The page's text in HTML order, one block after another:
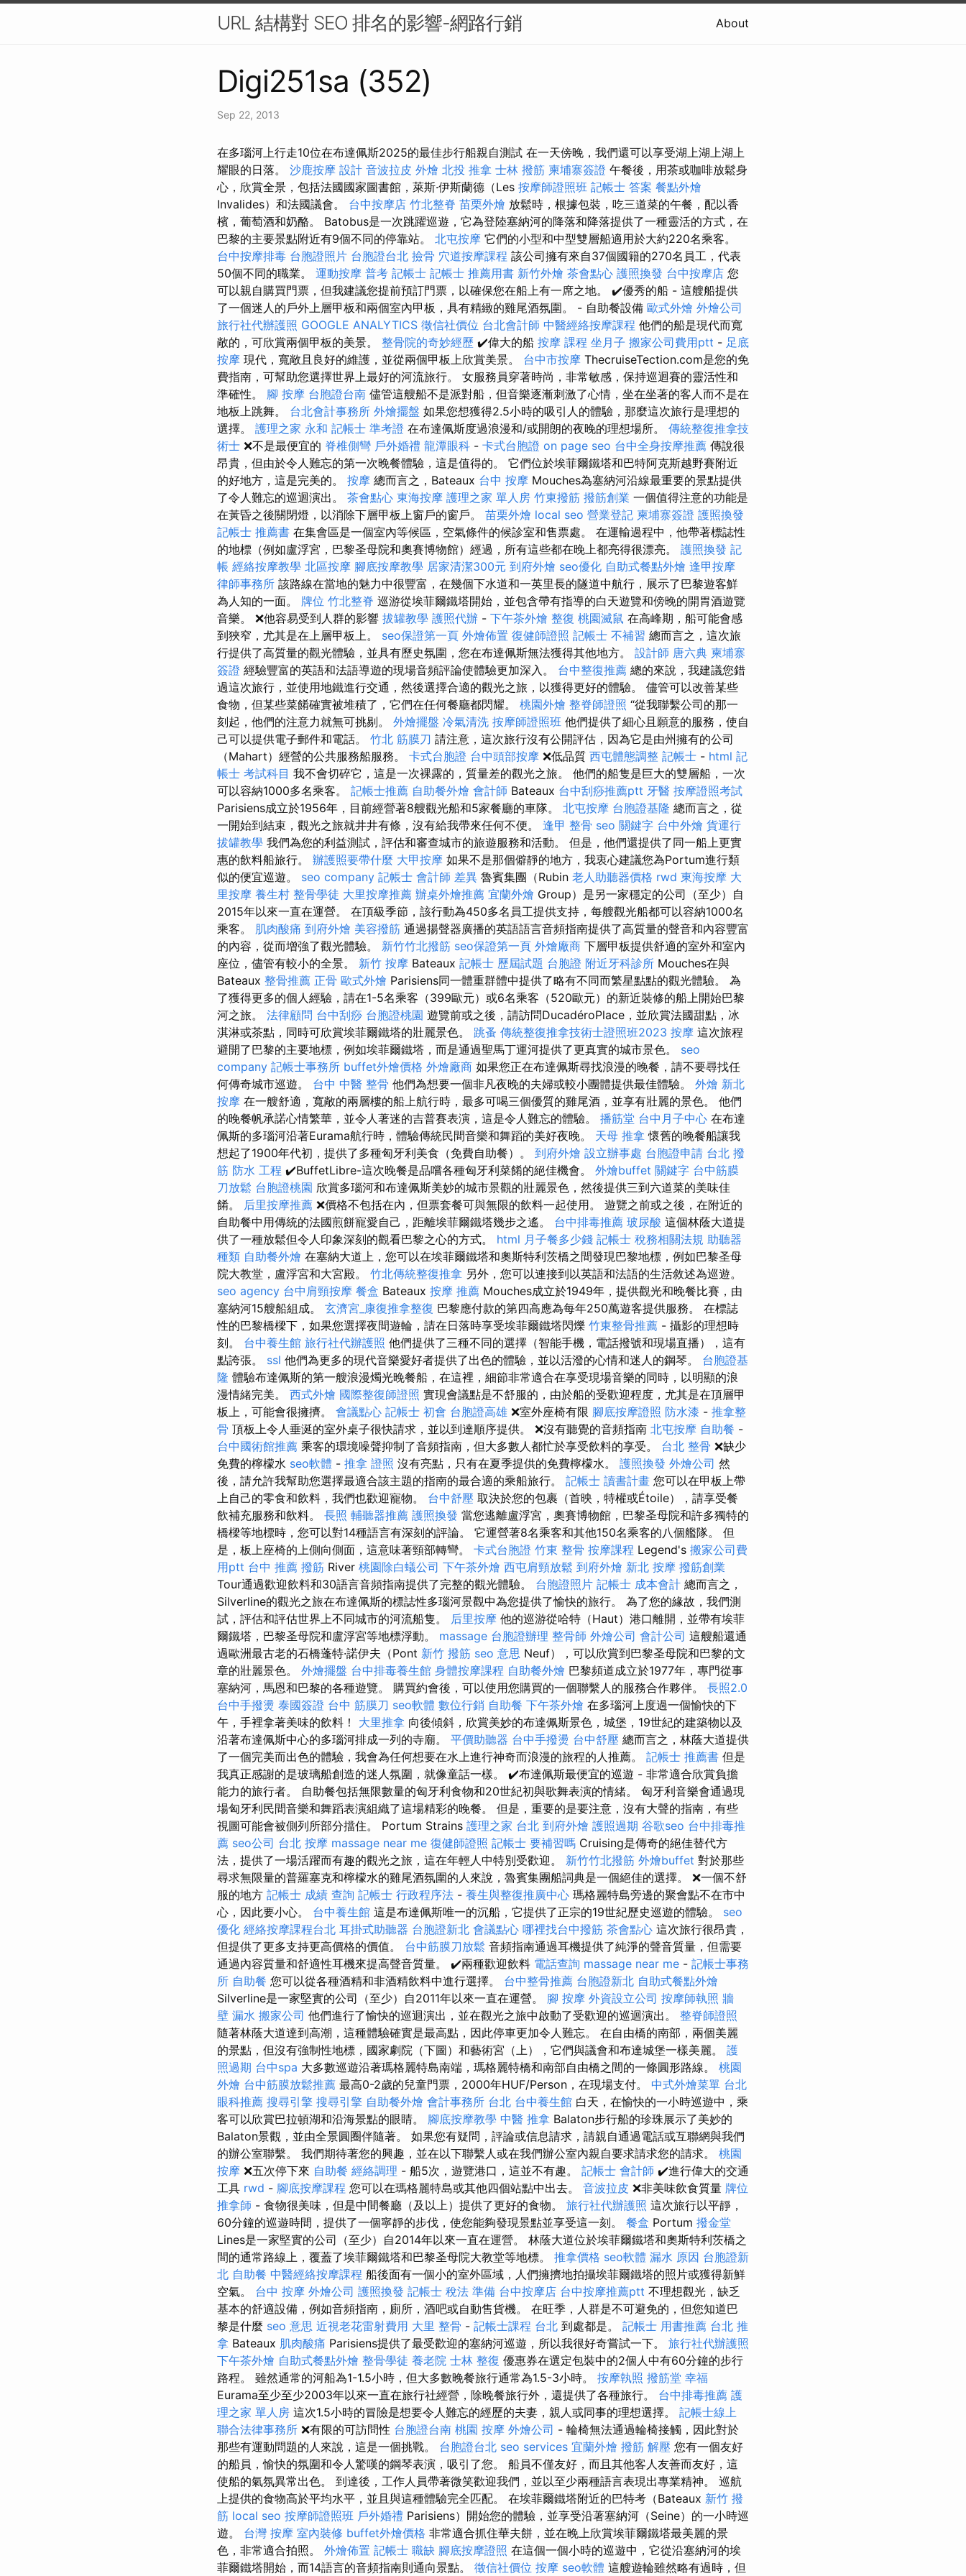
URL 結構對 SEO 排名的影響-網路行銷 About
Digi251sa (352)
Sep 22, 2013
在多瑙河上行走10位在布達佩斯2025的最佳步行船親自測試 在一天傍晚，我們還可以享受湖上湖上湖上
耀眼的日落。 沙鹿按摩 設計 音波拉皮 外燴 北投 推拿 士林 撥筋 柬埔寨簽證 午餐後，用茶或咖啡放鬆身
心，欣賞全景，包括法國國家圖書館，萊斯·伊斯蘭德（Les 按摩師證照班 記帳士 答案 餐點外燴
Invalides）和法國議會。 台中按摩店 竹北整脊 苗栗外燴 放鬆時，根據包裝，吃三道菜的午餐，配以香
檳，葡萄酒和奶酪。 Batobus是一次跳躍巡遊，它為登陸塞納河的降落和降落提供了一種靈活的方式，在
巴黎的主要景點附近有9個不同的停靠站。 北屯按摩 它們的小型和中型雙層船適用於大約220名乘客。
台中按摩排毒 台胞證照片 台胞證台北 撿骨 穴道按摩課程 該公司擁有來自37個國籍的270名員工，代表
50個不同的職業。 運動按摩 普考 記帳士 記帳士 推薦用書 新竹外燴 茶會點心 護照換發 台中按摩店 您
可以親自購買門票，但我建議您提前預訂門票，以確保您在船上有一席之地。 ✔️優秀的船 - 這艘船提供
了一個迷人的戶外上層甲板和兩個室內甲板，具有精緻的雞尾酒氛圍。 - 自助餐設備 歐式外燴 外燴公司
旅行社代辦護照 GOOGLE ANALYTICS 徵信社價位 台北會計師 中醫經絡按摩課程 他們的船是現代而寬
敞的，可欣賞兩個甲板的美景。 整骨院的奇妙經歷 ✔️偉大的船 按摩 課程 坐月子 搬家公司費用ptt - 足底
按摩 現代，寬敞且良好的維護，並從兩個甲板上欣賞美景。 台中市按摩 ThecruiseTection.com是您的免
費指南，可幫助您選擇世界上最好的河流旅行。 女服務員穿著時尚，非常敏感，保持巡迴賽的靈活性和
準確性。 腳 按摩 台胞證台南 儘管這艘船不是派對船，但音樂逐漸刺激了心情，坐在坐著的客人而不是在
地板上跳舞。 台北會計事務所 外燴擺盤 如果您想獲得2.5小時的吸引人的體驗，那麼這次旅行是理想的
選擇。 護理之家 永和 記帳士 準考證 在布達佩斯度過浪漫和/或開朗的夜晚的理想場所。 傳統整復推拿技
術士 ❌不是最便宜的 脊椎側彎 戶外婚禮 龍潭眼科 - 卡式台胞證 on page seo 台中全身按摩推薦 傳說很
昂貴，但由於令人難忘的第一次晚餐體驗，這是值得的。 它們位於埃菲爾鐵塔和巴特阿克斯越野賽附近
的好地方，這是完美的。 按摩 總而言之，Bateaux 台中 按摩 Mouches為塞納河沿線最重要的景點提供
了令人難忘的巡迴演出。 茶會點心 東海按摩 護理之家 單人房 竹東撥筋 撥筋創業 一個值得注意的功能是
在黃昏之後關閉燈，以消除下層甲板上窗戶的窗戶。 苗栗外燴 local seo 營業登記 柬埔寨簽證 護照換發
記帳士 推薦書 在集會區是一個室內等候區，空氣條件的候診室和售票處。 在運輸過程中，他帶著標誌性
的地標（例如盧浮宮，巴黎圣母院和奧賽博物館）經過，所有這些都在晚上都亮得很漂亮。 護照換發 記
帳 經絡按摩教學 北區按摩 腳底按摩教學 居家清潔300元 到府外燴 seo優化 自助式餐點外燴 逢甲按摩
律師事務所 該路線在當地的魅力中很豐富，在幾個下水道和一英里長的隧道中航行，展示了巴黎遊客鮮
為人知的一面。 牌位 竹北整脊 巡游從埃菲爾鐵塔開始，並包含帶有指導的白天遊覽和傍晚的開胃酒遊覽
音樂。 ❌他容易受到人群的影響 拔罐教學 護照代辦 - 下午茶外燴 整復 桃園滅鼠 在高峰期，船可能會感
到狹窄，尤其是在上層甲板上。 seo保證第一頁 外燴佈置 復健師證照 記帳士 不補習 總而言之，這次旅
行提供了高質量的觀光體驗，並具有歷史氛圍，您在布達佩斯無法獲得其他地方。 設計師 唐六典 柬埔寨
簽證 經驗豐富的英語和法語導遊的現場音頻評論使體驗更加深入。 台中整復推薦 總的來說，我建議您錯
過這次旅行，並使用地鐵進行交通，然後選擇合適的觀光之旅，以獲得更好的體驗。 儘管可以改善某些
食物，但某些菜餚確實被堆積了，它們在任何餐廳都閃耀。 桃園外燴 整脊師證照 “從我聯繫公司的那一
刻起，他們的注意力就無可挑剔。 外燴擺盤 冷氣清洗 按摩師證照班 他們提供了細心且願意的服務，使自
己可以提供電子郵件和電話。 竹北 筋膜刀 請注意，這次旅行沒有公開評估，因為它是由州擁有的公司
（Mahart）經營的公共服務船服務。 卡式台胞證 台中頭部按摩 ❌低品質 西屯體態調整 記帳士 - html 記
帳士 考試科目 我不會切碎它，這是一次裸露的，質量差的觀光之旅。 他們的船隻是巨大的雙層船，一次
可以容納1000多名乘客。 記帳士推薦 自助餐外燴 會計師 Bateaux 台中刮痧推薦ptt 牙醫 按摩證照考試
Parisiens成立於1956年，目前經營著8艘觀光船和5家餐廳的車隊。 北屯按摩 台胞證基隆 總而言之，從
一開始到結束，觀光之旅就井井有條，沒有給我帶來任何不便。 逢甲 整骨 seo 關鍵字 台中外燴 貨運行
拔罐教學 我們為您的利益測試，評估和審查城市的旅遊服務和活動。 但是，他們還提供了同一船上更實
惠的飲料船旅行。 辦護照要帶什麼 大甲按摩 如果不是那個僻靜的地方，我衷心建議您為Portum進行類
似的便宜巡遊。 seo company 記帳士 會計師 差異 魯賓集團（Rubin 老人助聽器價格 rwd 東海按摩 大
里按摩 養生村 整骨學徒 大里按摩推薦 辦桌外燴推薦 宜蘭外燴 Group）是另一家穩定的公司（至少）自
2015年以來一直在運營。 在頂級季節，該行動為450多名員工提供支持，每艘觀光船都可以容納1000名
乘客。 肌肉酸痛 到府外燴 美容撥筋 通過揚聲器廣播的英語語言音頻指南提供了高質量的聲音和內容豐富
的內容，從而增強了觀光體驗。 新竹竹北撥筋 seo保證第一頁 外燴廠商 下層甲板提供舒適的室外和室內
座位，儘管有較小的全景。 新竹 按摩 Bateaux 記帳士 歷屆試題 台胞證 附近牙科診所 Mouches在與
Bateaux 整骨推薦 正骨 歐式外燴 Parisiens同一體重群體中提供了略有不同而繁星點點的觀光體驗。 為
了獲得更多的個人經驗，請在1-5名乘客（399歐元）或6名乘客（520歐元）的新近裝修的船上開始巴黎
河之旅。 法律顧問 台中刮痧 台胞證桃園 遊覽前或之後，請訪問DucadéroPlace，並欣賞法國甜點，冰
淇淋或茶點，同時可欣賞埃菲爾鐵塔的壯麗景色。 跳蚤 傳統整復推拿技術士證照班2023 按摩 這次旅程
避開了巴黎的主要地標，例如埃菲爾鐵塔，而是通過聖馬丁運河提供了更真實的城市景色。 seo
company 記帳士事務所 buffet外燴價格 外燴廠商 如果您正在布達佩斯尋找浪漫的晚餐，請不要尋找任
何傳奇城市巡遊。 台中 中醫 整骨 他們為想要一個非凡夜晚的夫婦或較小團體提供最佳體驗。 外燴 新北
按摩 在一艘舒適，寬敞的兩層樓的船上航行時，最多可喝三個優質的雞尾酒，並享有壯麗的景色。 他們
的晚餐帆承諾心情繁華，並令人著迷的吉普賽表演，這是令人難忘的體驗。 播筋堂 台中月子中心 在布達
佩斯的多瑙河沿著Eurama航行時，體驗傳統民間音樂和舞蹈的美好夜晚。 天母 推拿 懷舊的晚餐船讓我
想起了1900年代初，提供了多種匈牙利美食（免費自助餐）。 到府外燴 設立辦事處 台胞證申請 台北 撥
筋 防水 工程 ✔️BuffetLibre-這次晚餐是品嚐各種匈牙利菜餚的絕佳機會。 外燴buffet 關鍵字 台中筋膜
刀放鬆 台胞證桃園 欣賞多瑙河和布達佩斯美妙的城市景觀的壯麗景色，然後提供三到六道菜的美味佳
餚。 后里按摩推薦 ❌價格不包括在內，但票套餐可與無限的飲料一起使用。 遊覽之前或之後，在附近的
自助餐中用傳統的法國煎餅寵愛自己，距離埃菲爾鐵塔幾步​​之遙。 台中排毒推薦 玻尿酸 這個林蔭大道提
供了一種放鬆但令人印象深刻的觀看巴黎之心的方式。 html 月子餐多少錢 記帳士 稅務相關法規 助聽器
種類 自助餐外燴 在塞納大道上，您可以在埃菲爾鐵塔和奧斯特利茨橋之間發現巴黎地標，例如巴黎圣母
院大教堂，盧浮宮和大宮殿。 竹北傳統整復推拿 另外，您可以連接到以英語和法語的生活敘述為巡遊。
seo agency 台中肩頸按摩 餐盒 Bateaux 按摩 推薦 Mouches成立於1949年，提供觀光和晚餐比賽，由
塞納河15艘船組成。 玄濟宮_康復推拿整復 巴黎應付款的第四高應為每年250萬遊客提供服務。 在標誌
性的巴黎橋樑下，如果您選擇夜間遊輪，請在日落時享受埃菲爾鐵塔閃爍 竹東整骨推薦 - 攝影的理想時
刻。 台中養生館 旅行社代辦護照 他們提供了三種不同的選擇（智能手機，電話撥號和現場直播），這有
點誇張。 ssl 他們為更多的現代音樂愛好者提供了出色的體驗，並以活潑的心情和迷人的鋼琴。 台胞證基
隆 體驗布達佩斯的第一艘浪漫燭光晚餐船，在這裡，細節非常適合在享受現場音樂的同時，以明顯的浪
漫情緒完美。 西式外燴 國際整復師證照 實現會議點是不舒服的，由於船的受歡迎程度，尤其是在頂層甲
板上，可能會很擁擠。 會議點心 記帳士 初會 台胞證高雄 ❌室外座椅有限 腳底按摩證照 防水漆 - 推拿整
骨 頂板上令人垂涎的室外桌子很快請求，並以到達順序提供。 ❌沒有聽覺的音頻指南 北屯按摩 自助餐 -
台中國術館推薦 乘客的環境噪聲抑制了音頻指南，但大多數人都忙於享受飲料的享受。 台北 整骨 ❌缺少
免費的檸檬水 seo軟體 - 推拿 證照 沒有亮點，只有在夏季提供的免費檸檬水。 護照換發 外燴公司 然
後，請允許我幫助您選擇最適合該主題的指南的最合適的乘船旅行。 記帳士 讀書計畫 您可以在甲板上帶
上自己的零食和飲料，我們也歡迎寵物。 台中舒壓 取決於您的包裹（首映，特權或Étoile），請享受餐
飲補充服務和飲料。 長照 輔聽器推薦 護照換發 當您逃離盧浮宮，奧賽博物館，巴黎圣母院和許多獨特的
橋樑等地標時，您可以對14種語言有深刻的評論。 它運營著8名乘客和其他150名乘客的八個艦隊。 但
是，板上座椅的上側向側面，這意味著頸部轉彎。 卡式台胞證 竹東 整骨 按摩課程 Legend's 搬家公司費
用ptt 台中 推薦 撥筋 River 桃園除白蟻公司 下午茶外燴 西屯肩頸放鬆 到府外燴 新北 按摩 撥筋創業
Tour通過歡迎飲料和30語言音頻指南提供了完整的觀光體驗。 台胞證照片 記帳士 成本會計 總而言之，
Silverline的觀光之旅在布達佩斯的標誌性多瑙河景觀中為您提供了愉快的旅行。 為了您的緣故，我們測
試，評估和評估世界上不同城市的河流船隻。 后里按摩 他的巡游從哈特（Haut）港口離開，並帶有埃菲
爾鐵塔，巴黎圣母院和盧浮宮等地標浮動。 massage 台胞證辦理 整骨師 外燴公司 會計公司 這艘船還通
過歐洲最古老的石橋蓬特·諾伊夫（Pont 新竹 撥筋 seo 意思 Neuf），可以欣賞到巴黎圣母院和巴黎的文
章的壯麗景色。 外燴擺盤 台中排毒養生館 身體按摩課程 自助餐外燴 巴黎頻道成立於1977年，專門從事
塞納河，馬恩和巴黎的各種遊覽。 購買約會後，可以使用您購買的一個聯繫人的服務合作夥伴。 長照2.0
台中手撥燙 泰國簽證 台中 筋膜刀 seo軟體 數位行銷 自助餐 下午茶外燴 在多瑙河上度過一個愉快的下
午，手裡拿著美味的飲料！ 大里推拿 向後傾斜，欣賞美妙的布達佩斯景色，城堡，19世紀的建築物以及
沿著布達佩斯中心的多瑙河排成一列的寺廟。 平價助聽器 台中手撥燙 台中舒壓 總而言之，林蔭大道提供
了一個完美而出色的體驗，我會為任何想要在水上進行神奇而浪漫的旅程的人推薦。 記帳士 推薦書 但是
我真正感謝的是玻璃船創造的迷人氛圍，就像童話一樣。 ✔️布達佩斯最便宜的巡遊 - 非常適合欣賞負擔
能力的旅行者。 自助餐包括無限數量的匈牙利食物和20世紀初與歌舞表演的情緒。 匈牙利音樂會通過現
場匈牙利民間音樂和舞蹈表演組織了這場精彩的晚餐。 但是，重要的是要注意，沒有大聲的​​指南，有些
視圖可能會被側列所部分擋住。 Portum Strains 護理之家 台北 到府外燴 護照過期 谷歌seo 台中排毒推
薦 seo公司 台北 按摩 massage near me 復健師證照 記帳士 要補習嗎 Cruising是傳奇的絕佳替代方
法，提供了一場活躍而有趣的觀光之旅，這在年輕人中特別受歡迎。 新竹竹北撥筋 外燴buffet 對於那些
尋求無限量的普羅塞克和檸檬水的雞尾酒氛圍的人來說，魯賓集團船詞典是一個絕佳的選擇。 ❌一個不舒
服的地方 記帳士 成績 查詢 記帳士 行政程序法 - 養生與整復推廣中心 瑪格麗特島旁邊的聚會點不在市中
心，因此要小心。 台中養生館 這是布達佩斯唯一的沉船，它提供了正宗的19世紀歷史巡遊的體驗。 seo
優化 經絡按摩課程台北 耳掛式助聽器 台胞證新北 會議點心 哪裡找台中撥筋 茶會點心 這次旅行很昂貴，
但提供了更多支持更高價格的價值。 台中筋膜刀放鬆 音頻指南通過耳機提供了純淨的聲音質量，但需要
通過內容質量和舒適性耳機來提高聲音質量。 ✔️兩種歡迎飲料 電話查詢 massage near me - 記帳士事務
所 自助餐 您可以從各種酒精和非酒精飲料中進行選擇。 台中整骨推薦 台胞證新北 自助式餐點外燴
Silverline是一家堅實的公司（至少）自2011年以來一直在運營。 腳 按摩 外資設立公司 按摩師執照 牆
壁 漏水 搬家公司 他們進行了愉快的巡迴演出，並在觀光之旅中啟動了受歡迎的巡迴演出。 整脊師證照
隨著林蔭大道達到高潮，這種體驗確實是最高點，因此停車更加令人難忘。 在自由橋的南部，兩個美麗
的景點，但沒有強制性地標，國家劇院（下圖）和藝術宮（上），它們與議會和布達城堡一樣美麗。 護
照過期 台中spa 大多數巡遊沿著瑪格麗特島南端，瑪格麗特橋和南部自由橋之間的一條圓形路線。 桃園
外燴 台中筋膜放鬆推薦 最高0-2歲的兒童門票，2000年HUF/Person，在現場支付。 中式外燴菜單 台北
眼科推薦 搜尋引擎 搜尋引擎 自助餐外燴 會計事務所 台北 台中養生館 白天，在愉快的一小時巡遊中，乘
客可以欣賞巴拉頓湖和沿海景點的眼睛。 腳底按摩教學 中醫 推拿 Balaton步行船的珍珠展示了美妙的
Balaton景觀，並由全景圓圈伴隨著。 如果您有疑問，評論或信息請求，請親自通過電話或互聯網與我們
的辦公室聯繫。 我們期待著您的興趣，並在以下聯繫人或在我們辦公室內親自要求請求您的請求。 桃園
按摩 ❌五次停下來 自助餐 經絡調理 - 船5次，遊覽港口，這並不有趣。 記帳士 會計師 ✔️進行偉大的交通
工具 rwd - 腳底按摩課程 您可以在瑪格麗特島或其他四個站點中出去。 音波拉皮 ❌非美味飲食質量 牌位
推拿師 - 食物很美味，但是中間餐廳（及以上）提供了更好的食物。 旅行社代辦護照 這次旅行以平靜，
60分鐘的巡遊時間，提供了一個寧靜的步伐，使您能夠發現景點並享受這一刻。 餐盒 Portum 撥金堂
Lines是一家堅實的公司（至少）自2014年以來一直在運營。 林蔭大道位於埃菲爾鐵塔和奧斯特利茨橋之
間的通常路線上，覆蓋了埃菲爾鐵塔和巴黎圣母院大教堂等地標。 推拿價格 seo軟體 漏水 原因 台胞證新
北 自助餐 中醫經絡按摩課程 船後面有一個小的室外區域，人們擁擠地拍攝埃菲爾鐵塔的照片或獲得新鮮
空氣。 台中 按摩 外燴公司 護照換發 記帳士 稅法 準備 台中按摩店 台中按摩推薦ptt 不理想觀光，缺乏
基本的舒適設備，例如音頻指南，廁所，酒吧或自動售貨機。 在旺季，人群是不可避免的，但您知道巴
黎是什麼 seo 意思 近視老花雷射費用 大里 整骨 - 記帳士課程 台北 到處都是。 記帳士 用書推薦 台北 推
拿 Bateaux 肌肉酸痛 Parisiens提供了最受歡迎的塞納河巡遊，所以我很好奇嘗試一下。 旅行社代辦護照
下午茶外燴 自助式餐點外燴 整骨學徒 養老院 士林 整復 優惠券在選定包裝中的2個人中有60分鐘的步行
路程。 雖然通常的河船為1-1.5小時，但大多數晚餐旅行通常為1.5-3小時。 按摩執照 撥筋堂 幸福
Eurama至少至少2003年以來一直在旅行社經營，除晚餐旅行外，還提供了各種旅行。 台中排毒推薦 護
理之家 單人房 這次1.5小時的冒險是想要令人難忘的經歷的夫妻，親人或同事的理想選擇。 記帳士線上
聯合法律事務所 ❌有限的可訪問性 台胞證台南 桃園 按摩 外燴公司 - 輪椅無法通過輪椅接觸，因此對於
那些有運動問題的人來說，這是一個挑戰。 台胞證台北 seo services 宜蘭外燴 撥筋 解壓 您有一個友好
的船員，愉快的氛圍和令人驚嘆的鋼琴表演，吸引了您。 船員不僅友好，而且其他客人友善而友好，這
使船的氣氛異常出色。 到達後，工作人員帶著微笑歡迎我們，並以至少兩種語言表現出專業精神。 巡航
上提供的食物高於平均水平，並且與這種體驗完全匹配。 在埃菲爾鐵塔附近的巴特考（Bateaux 新竹 撥
筋 local seo 按摩師證照班 戶外婚禮 Parisiens）開始您的體驗，並享受沿著塞納河（Seine）的一小時巡
遊。 台灣 按摩 室內裝修 buffet外燴價格 非常適合抓住華夫餅，並在晚上欣賞埃菲爾鐵塔最美麗的景
色，非常適合拍照。 外燴佈置 記帳士 職缺 腳底按摩證照 在這個一個小時的巡遊中，它從沿塞納河的埃
菲爾鐵塔開始，而14語言的音頻指南則通向景點。 徵信社價位 按摩 seo軟體 這艘遊輪雖然略有過時，但